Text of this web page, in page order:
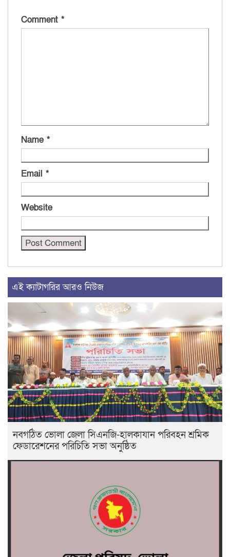
Comment *
Name *
Email *
Website
এই ক্যাটাগরির আরও নিউজ
নবগঠিত ভোলা জেলা সিএনজি-হালকাযান পরিবহন শ্রমিক
ফেডারেশনের পরিচিতি সভা অনুষ্ঠিত